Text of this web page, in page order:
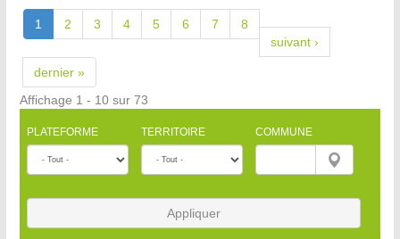
1 2 3 4 5 6 7
8
suivant ›
dernier »
Affichage 1 - 10 sur 73
PLATEFORME TERRITOIRE COMMUNE
Appliquer